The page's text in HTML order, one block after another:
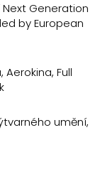
Next Generation
by European
Full
umění,